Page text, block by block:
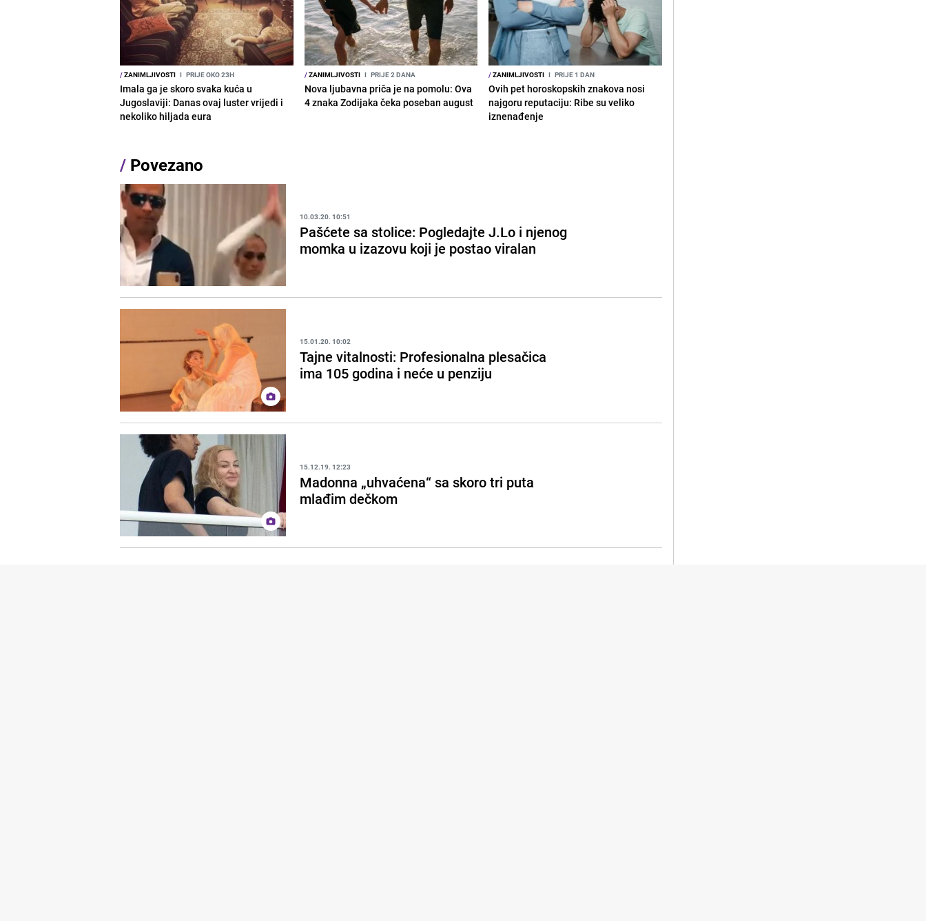
/ZANIMLJIVOSTI I PRIJE OKO 23H
Imala ga je skoro svaka kuća u
Jugoslaviji: Danas ovaj luster vrijedi i
nekoliko hiljada eura
/ZANIMLJIVOSTI I PRIJE 2 DANA
Nova ljubavna priča je na pomolu: Ova
4 znaka Zodijaka čeka poseban august
/ZANIMLJIVOSTI I PRIJE 1 DAN
Ovih pet horoskopskih znakova nosi
najgoru reputaciju: Ribe su veliko
iznenađenje
/ Povezano
10.03.20. 10:51
Pašćete sa stolice: Pogledajte J.Lo i njenog
momka u izazovu koji je postao viralan
15.01.20. 10:02
Tajne vitalnosti: Profesionalna plesačica
ima 105 godina i neće u penziju
15.12.19. 12:23
Madonna „uhvaćena“ sa skoro tri puta
mlađim dečkom